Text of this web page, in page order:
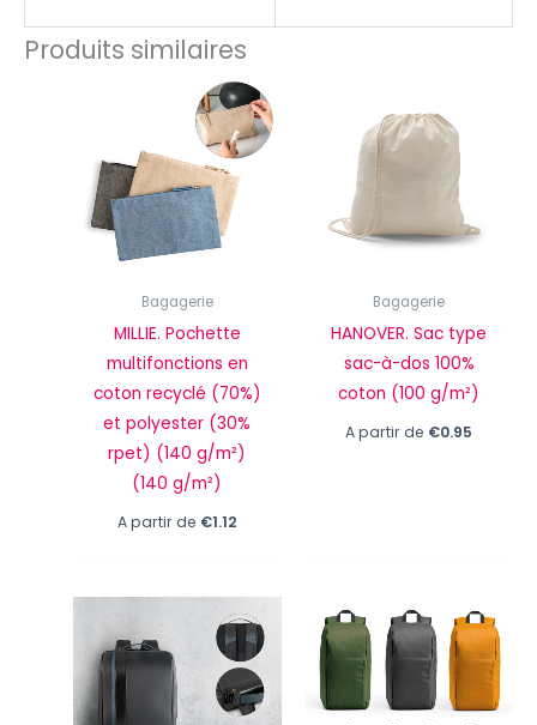
Produits similaires
Bagagerie
MILLIE. Pochette
multifonctions en
coton recyclé (70%)
et polyester (30%
rpet) (140 g/m²)
(140 g/m²)
A partir de €1.12
Bagagerie
HANOVER. Sac type
sac-à-dos 100%
coton (100 g/m²)
A partir de €0.95